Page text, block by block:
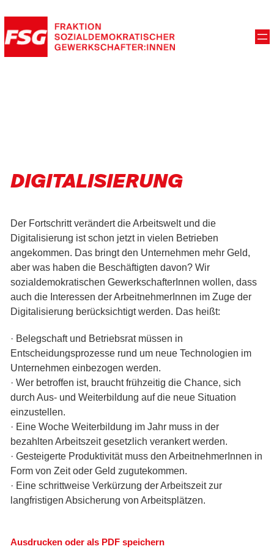
DIGITALISIERUNG
Der Fortschritt verändert die Arbeitswelt und die
Digitalisierung ist schon jetzt in vielen Betrieben
angekommen. Das bringt den Unternehmen mehr Geld,
aber was haben die Beschäftigten davon? Wir
sozialdemokratischen GewerkschafterInnen wollen, dass
auch die Interessen der ArbeitnehmerInnen im Zuge der
Digitalisierung berücksichtigt werden. Das heißt:
· Belegschaft und Betriebsrat müssen in
Entscheidungsprozesse rund um neue Technologien im
Unternehmen einbezogen werden.
· Wer betroffen ist, braucht frühzeitig die Chance, sich
durch Aus- und Weiterbildung auf die neue Situation
einzustellen.
· Eine Woche Weiterbildung im Jahr muss in der
bezahlten Arbeitszeit gesetzlich verankert werden.
· Gesteigerte Produktivität muss den ArbeitnehmerInnen in
Form von Zeit oder Geld zugutekommen.
· Eine schrittweise Verkürzung der Arbeitszeit zur
langfristigen Absicherung von Arbeitsplätzen.
Ausdrucken oder als PDF speichern